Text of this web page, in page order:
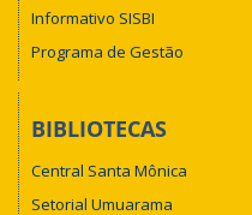
Informativo SISBI
Programa de Gestão
BIBLIOTECAS
Central Santa Mônica
Setorial Umuarama